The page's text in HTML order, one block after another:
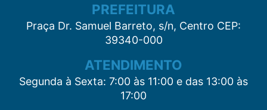
PREFEITURA
Praça Dr. Samuel Barreto, s/n, Centro CEP:
39340-000
ATENDIMENTO
Segunda à Sexta: 7:00 às 11:00 e das 13:00 às
17:00